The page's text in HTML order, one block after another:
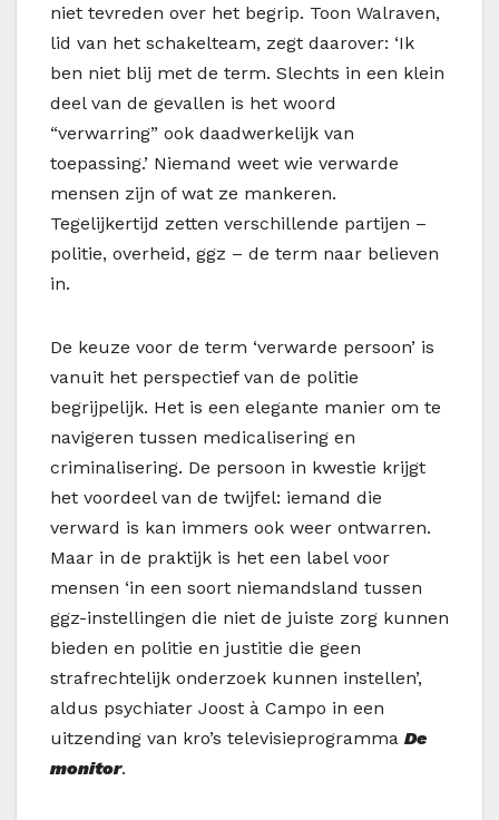
niet tevreden over het begrip. Toon Walraven,
lid van het schakelteam, zegt daarover: ‘Ik
ben niet blij met de term. Slechts in een klein
deel van de gevallen is het woord
“verwarring” ook daadwerkelijk van
toepassing.’ Niemand weet wie verwarde
mensen zijn of wat ze mankeren.
Tegelijkertijd zetten verschillende partijen –
politie, overheid, ggz – de term naar believen
in.
De keuze voor de term ‘verwarde persoon’ is
vanuit het perspectief van de politie
begrijpelijk. Het is een elegante manier om te
navigeren tussen medicalisering en
criminalisering. De persoon in kwestie krijgt
het voordeel van de twijfel: iemand die
verward is kan immers ook weer ontwarren.
Maar in de praktijk is het een label voor
mensen ‘in een soort niemandsland tussen
ggz-instellingen die niet de juiste zorg kunnen
bieden en politie en justitie die geen
strafrechtelijk onderzoek kunnen instellen’,
aldus psychiater Joost à Campo in een
uitzending van kro’s televisieprogramma De
monitor.